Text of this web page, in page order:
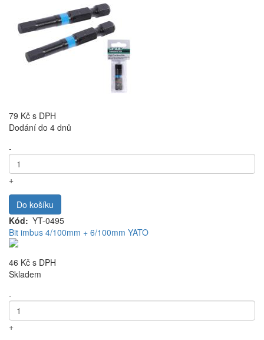
79 Kč s DPH
Dodání do 4 dnů
-
+
Do košíku
Kód
YT-0495
Bit imbus 4/100mm + 6/100mm YATO
46 Kč s DPH
Skladem
-
+